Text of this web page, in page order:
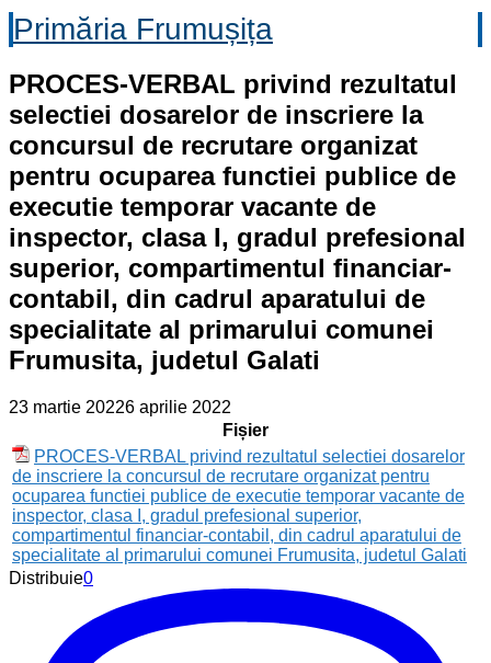
Primăria Frumușița
PROCES-VERBAL privind rezultatul
selectiei dosarelor de inscriere la
concursul de recrutare organizat
pentru ocuparea functiei publice de
executie temporar vacante de
inspector, clasa I, gradul prefesional
superior, compartimentul financiar-
contabil, din cadrul aparatului de
specialitate al primarului comunei
Frumusita, judetul Galati
23 martie 20226 aprilie 2022
Fișier
PROCES-VERBAL privind rezultatul selectiei dosarelor
de inscriere la concursul de recrutare organizat pentru
ocuparea functiei publice de executie temporar vacante de
inspector, clasa I, gradul prefesional superior,
compartimentul financiar-contabil, din cadrul aparatului de
specialitate al primarului comunei Frumusita, judetul Galati
Distribuie0